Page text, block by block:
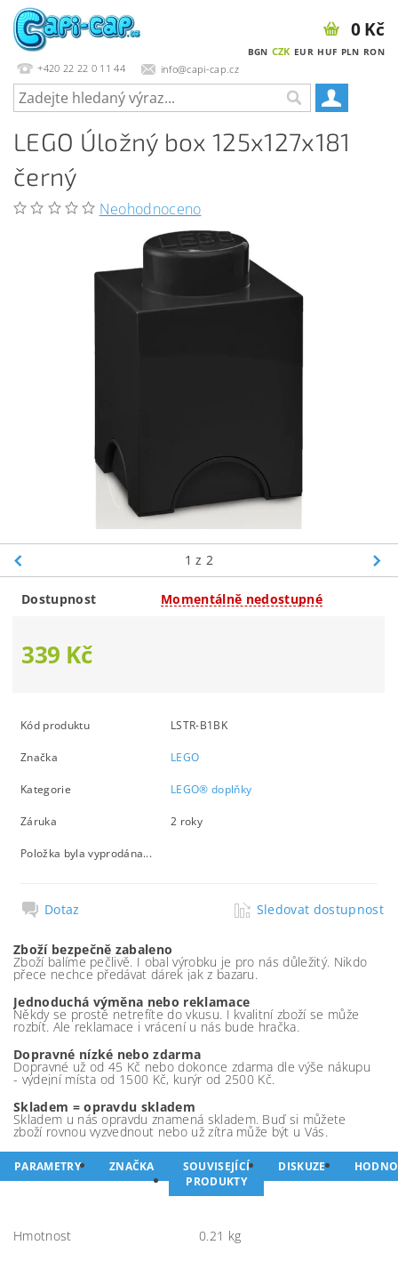
+420 22 22 0 11 44 info@capi-cap.cz
BGN CZK EUR HUF PLN RON
0 Kč
LEGO Úložný box 125x127x181
černý
Neohodnoceno
1 z 2
Dostupnost Momentálně nedostupné
339 Kč
Kód produktu LSTR-B1BK
Značka LEGO
Kategorie LEGO® doplňky
Záruka 2 roky
Položka byla vyprodána...
Dotaz Sledovat dostupnost
Zboží bezpečně zabaleno
Zboží balíme pečlivě. I obal výrobku je pro nás důležitý. Nikdo
přece nechce předávat dárek jak z bazaru.
Jednoduchá výměna nebo reklamace
Někdy se prostě netrefíte do vkusu. I kvalitní zboží se může
rozbít. Ale reklamace i vrácení u nás bude hračka.
Dopravné nízké nebo zdarma
Dopravné už od 45 Kč nebo dokonce zdarma dle výše nákupu
- výdejní místa od 1500 Kč, kurýr od 2500 Kč.
Skladem = opravdu skladem
Skladem u nás opravdu znamená skladem. Buď si můžete
zboží rovnou vyzvednout nebo už zítra může být u Vás.
PARAMETRY ZNAČKA
SOUVISEJÍCÍ
PRODUKTY
DISKUZE
Hmotnost 0.21 kg